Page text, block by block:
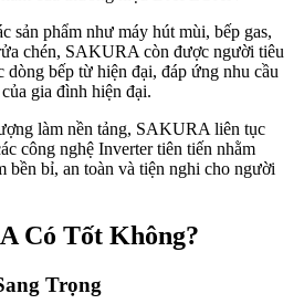
sản phẩm như máy hút mùi, bếp gas,
chén, SAKURA còn được người tiêu
dòng bếp từ hiện đại, đáp ứng nhu cầu
gia đình hiện đại.
làm nền tảng, SAKURA liên tục
công nghệ Inverter tiên tiến nhằm
bền bỉ, an toàn và tiện nghi cho người
Có Tốt Không?
Trọng